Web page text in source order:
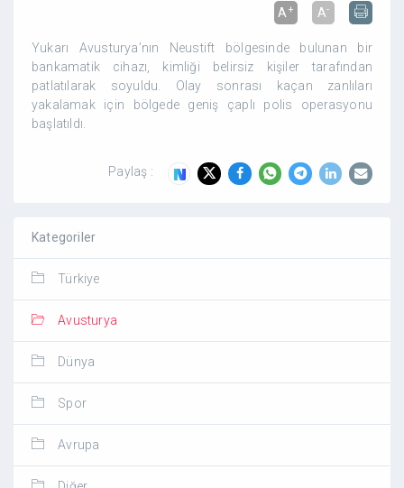
A+ A-
Yukarı Avusturya’nın Neustift bölgesinde bulunan bir
bankamatik cihazı, kimliği belirsiz kişiler tarafından
patlatılarak soyuldu. Olay sonrası kaçan zanlıları
yakalamak için bölgede geniş çaplı polis operasyonu
başlatıldı.
Paylaş :
Kategoriler
Türkiye
Avusturya
Dünya
Spor
Avrupa